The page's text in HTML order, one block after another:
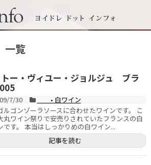
一覧
ー・ヴィユー・ジョルジュ ブラ
7/30
• 白ワイン
ルゴンゾーラソースに合わせたワインです。 こ
丸ワイン祭りで安売りされていたフランスの白
です。 本当はしっかりめの白ワイン...
記事を読む